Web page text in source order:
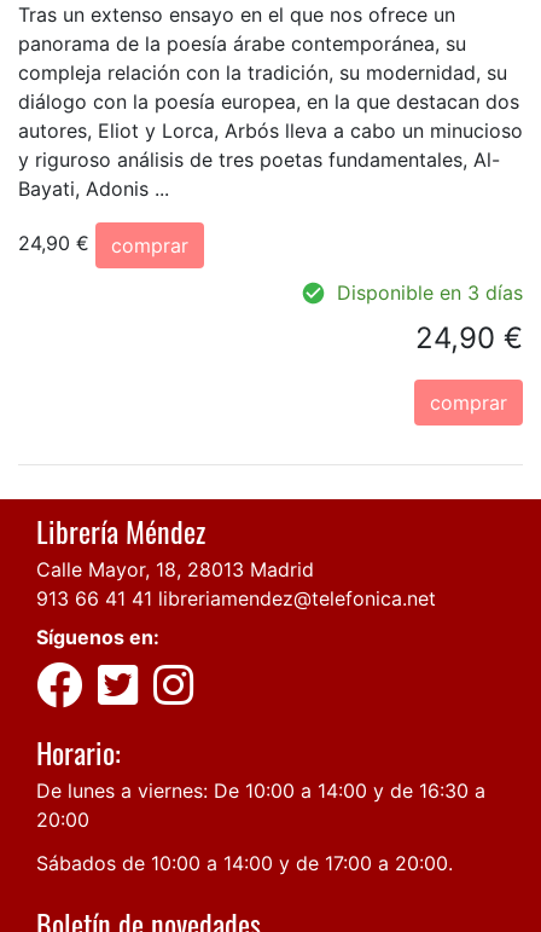
Tras un extenso ensayo en el que nos ofrece un
panorama de la poesía árabe contemporánea, su
compleja relación con la tradición, su modernidad, su
diálogo con la poesía europea, en la que destacan dos
autores, Eliot y Lorca, Arbós lleva a cabo un minucioso
y riguroso análisis de tres poetas fundamentales, Al-
Bayati, Adonis ...
24,90 €
comprar
Disponible en 3 días
24,90 €
comprar
Librería Méndez
Calle Mayor, 18, 28013 Madrid
913 66 41 41 libreriamendez@telefonica.net
Síguenos en:
Horario:
De lunes a viernes: De 10:00 a 14:00 y de 16:30 a
20:00
Sábados de 10:00 a 14:00 y de 17:00 a 20:00.